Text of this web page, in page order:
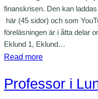
a
r
d
e
n
v
a
c
k
finanskrisen. Den kan
här (45 sidor) och som
föreläsningen är i åtta delar
Eklund 1, Eklund…
Read more:
i
Professor i